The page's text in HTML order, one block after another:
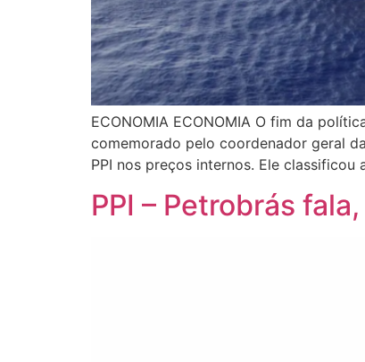
ECONOMIA ECONOMIA O fim da
comemorado pelo coordenador geral
PPI nos preços internos. Ele
PPI – Petrobrás